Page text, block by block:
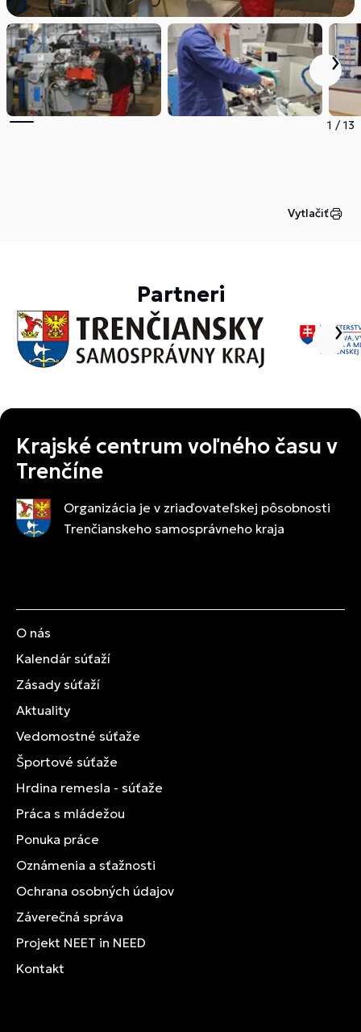
1 /13
Vytlačiť
Partneri
Krajské centrum voľného času v
Trenčíne
Organizácia je v zriaďovateľskej pôsobnosti
Trenčianskeho samosprávneho kraja
O nás
Kalendár súťaží
Zásady súťaží
Aktuality
Vedomostné súťaže
Športové súťaže
Hrdina remesla - súťaže
Práca s mládežou
Ponuka práce
Oznámenia a sťažnosti
Ochrana osobných údajov
Záverečná správa
Projekt NEET in NEED
Kontakt